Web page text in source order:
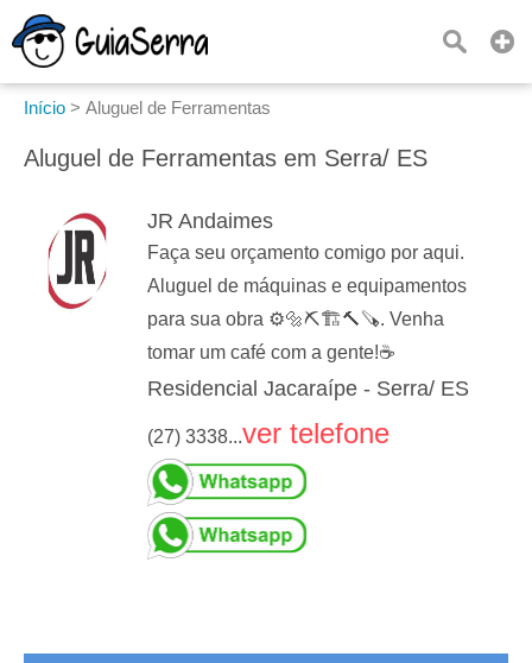
Início > Aluguel de Ferramentas
Aluguel de Ferramentas em Serra/ ES
JR Andaimes
Faça seu orçamento comigo por aqui.
Aluguel de máquinas e equipamentos
para sua obra ⚙️🔩⛏️🏗️🔨🪚. Venha
tomar um café com a gente!☕
Residencial Jacaraípe - Serra/ ES
(27) 3338...ver telefone